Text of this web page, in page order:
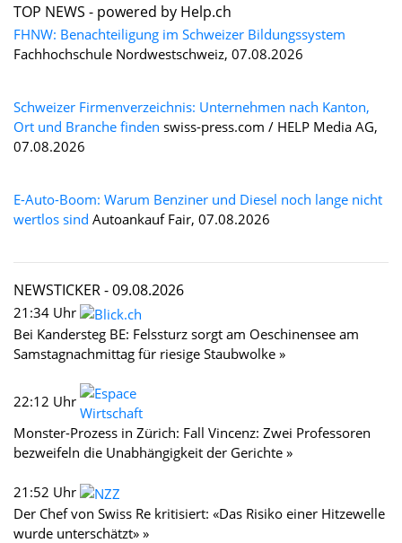
TOP NEWS - powered by Help.ch
FHNW: Benachteiligung im Schweizer Bildungssystem
Fachhochschule Nordwestschweiz, 07.08.2026
Schweizer Firmenverzeichnis: Unternehmen nach Kanton,
Ort und Branche finden swiss-press.com / HELP Media AG,
07.08.2026
E-Auto-Boom: Warum Benziner und Diesel noch lange nicht
wertlos sind Autoankauf Fair, 07.08.2026
NEWSTICKER -09.08.2026
21:34 Uhr
Bei Kandersteg BE: Felssturz sorgt am Oeschinensee am
Samstagnachmittag für riesige Staubwolke »
22:12 Uhr
Monster-Prozess in Zürich: Fall Vincenz: Zwei Professoren
bezweifeln die Unabhängigkeit der Gerichte »
21:52 Uhr
Der Chef von Swiss Re kritisiert: «Das Risiko einer Hitzewelle
wurde unterschätzt» »